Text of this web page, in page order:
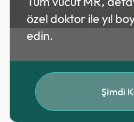
özel doktor ile yıl
edin.
Şimdi